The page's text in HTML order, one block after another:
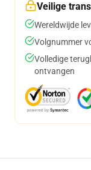
Veilige
Wereldwijde
Volgnummer
Volledige
ontvangen